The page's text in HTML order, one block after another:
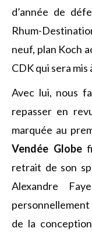
d’année de
Rhum-
neuf, plan Koch
CDK qui sera mis
Avec lui, nous
repasser en
marquée au
Vendée Globe
retrait de son
Alexandre
de la